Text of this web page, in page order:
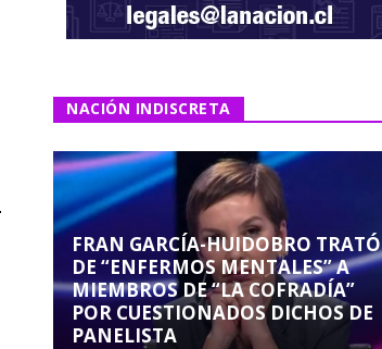
NACIÓN INDISCRETA
FRAN GARCÍA-HUIDOBRO TRATÓ
DE “ENFERMOS MENTALES” A
MIEMBROS DE “LA COFRADÍA”
POR CUESTIONADOS DICHOS DE
PANELISTA